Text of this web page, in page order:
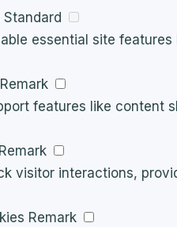
Standard
essential site
Remark
features like content
Remark
visitor interactions,
Remark